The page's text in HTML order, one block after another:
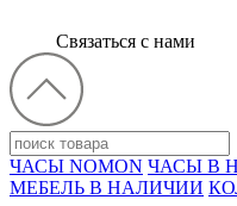
Связаться с нами
ЧАСЫ NOMON ЧАСЫ В
МЕБЕЛЬ В НАЛИЧИИ